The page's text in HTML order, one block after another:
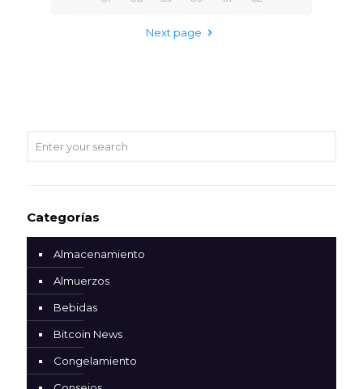
Next page
Categorías
Almacenamiento
Almuerzos
Bebidas
Bitcoin News
Congelamiento